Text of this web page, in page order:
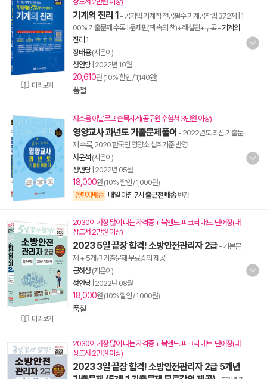
미리보기
기계의 진리 1 - 공기업 기계직 전공필수 기계공작법 372제 | 1
00% 기출문제 수록 | 문제편(책 속의 책)+해설편+부록-기계의
진리 1
장태용(지은이)
성안당| 2022년 10월
20,610원 (10% 할인 / 1,140원)
품절
저소음 아날로그 손목시계(공무원 수험서 3만원 이상)
영양교사 과년도 기출문제풀이 - 2022년도 최신 기출문
제 수록, 2020 한국인 영양소 섭취기준 반영
서윤석 (지은이)
성안당| 2022년 05월
18,000원 (10% 할인 / 1,000원)
양탄자배송 내일 아침 7시 출근전 배송 변경
미리보기
2030이 가장 많이 따는 자격증 + 북엔드. 피크닉 매트. 단어장(대
상도서 2만원 이상)
2023 5일 끝장 합격! 소방안전관리자 2급 - 기본문
제 + 5개년 기출문제 무료강의 제공
공하성 (지은이)
성안당| 2022년 08월
18,000원 (10% 할인 / 1,000원)
품절
2030이 가장 많이 따는 자격증 + 북엔드. 피크닉 매트. 단어장(대
상도서 2만원 이상)
2023 3일 끝장 합격! 소방안전관리자 2급 5개년